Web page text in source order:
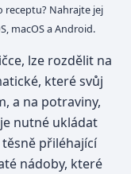
receptu? Nahrajte jej
macOS a Android.
lze rozdělit na
které svůj
a na potraviny,
nutné ukládat
přiléhající
nádoby, které